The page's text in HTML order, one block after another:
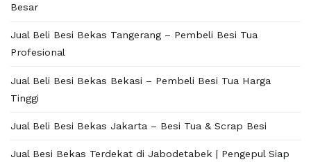
Besar
Jual Beli Besi Bekas Tangerang – Pembeli Besi Tua
Profesional
Jual Beli Besi Bekas Bekasi – Pembeli Besi Tua Harga
Tinggi
Jual Beli Besi Bekas Jakarta – Besi Tua & Scrap Besi
Jual Besi Bekas Terdekat di Jabodetabek | Pengepul Siap